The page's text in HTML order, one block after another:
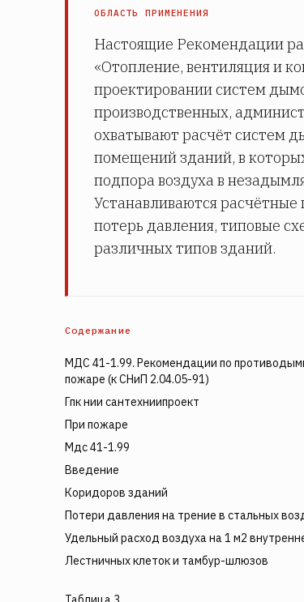
ОБЛАСТЬ ПРИМЕНЕНИЯ
Настоящие Рекомендации
«Отопление, вентиляция и
проектировании систем
производственных,
охватывают расчёт систем
помещений зданий, в
подпора воздуха в
Устанавливаются
потерь давления, типовые
различных типов зданий.
Содержание
МДС 41-1.99. Рекомендации по
пожаре (к СНиП 2.04.05-91)
Гпк нии сантехниипроект
При пожаре
Мдс 41-1.99
Введение
Коридоров зданий
Потери давления на трение в стальных
Удельный расход воздуха на 1 м2
Лестничных клеток и тамбур-шлюзов